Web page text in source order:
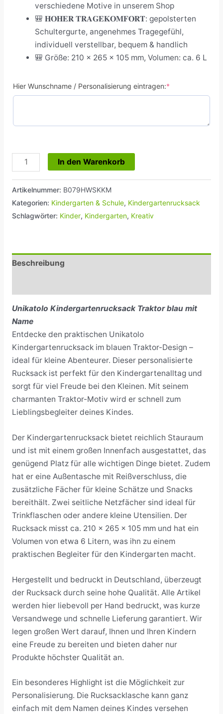
verschiedene Motive in unserem Shop
🎒 𝐇𝐎𝐇𝐄𝐑 𝐓𝐑𝐀𝐆𝐄𝐊𝐎𝐌𝐅𝐎𝐑𝐓: gepolsterten
Schultergurte, angenehmes Tragegefühl,
individuell verstellbar, bequem & handlich
🎒 Größe: 210 x 265 x 105 mm, Volumen: ca. 6 L
Hier Wunschname / Personalisierung eintragen:*
In den Warenkorb
Artikelnummer: B079HWSKKM
Kategorien: Kindergarten & Schule, Kindergartenrucksack
Schlagwörter: Kinder, Kindergarten, Kreativ
Beschreibung
Unikatolo Kindergartenrucksack Traktor blau mit
Name
Entdecke den praktischen Unikatolo
Kindergartenrucksack im blauen Traktor-Design –
ideal für kleine Abenteurer. Dieser personalisierte
Rucksack ist perfekt für den Kindergartenalltag und
sorgt für viel Freude bei den Kleinen. Mit seinem
charmanten Traktor-Motiv wird er schnell zum
Lieblingsbegleiter deines Kindes.
Der Kindergartenrucksack bietet reichlich Stauraum
und ist mit einem großen Innenfach ausgestattet, das
genügend Platz für alle wichtigen Dinge bietet. Zudem
hat er eine Außentasche mit Reißverschluss, die
zusätzliche Fächer für kleine Schätze und Snacks
bereithält. Zwei seitliche Netzfächer sind ideal für
Trinkflaschen oder andere kleine Utensilien. Der
Rucksack misst ca. 210 x 265 x 105 mm und hat ein
Volumen von etwa 6 Litern, was ihn zu einem
praktischen Begleiter für den Kindergarten macht.
Hergestellt und bedruckt in Deutschland, überzeugt
der Rucksack durch seine hohe Qualität. Alle Artikel
werden hier liebevoll per Hand bedruckt, was kurze
Versandwege und schnelle Lieferung garantiert. Wir
legen großen Wert darauf, Ihnen und Ihren Kindern
eine Freude zu bereiten und bieten daher nur
Produkte höchster Qualität an.
Ein besonderes Highlight ist die Möglichkeit zur
Personalisierung. Die Rucksacklasche kann ganz
einfach mit dem Namen deines Kindes versehen